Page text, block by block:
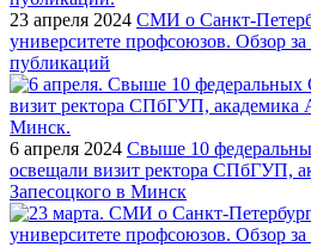
23 апреля 2024 СМИ о Санкт-
университете профсоюзов. Обзор
публикаций
6 апреля 2024 Свыше 10
освещали визит ректора СПбГУП,
Запесоцкого в Минск